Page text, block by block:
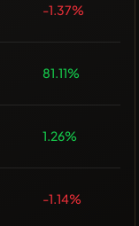
-1.37%
81.11%
1.26%
-1.14%